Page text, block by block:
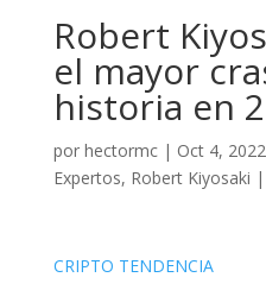
Robert
el mayor
historia en
por hectormc| Oct 4, 2022
Expertos, Robert Kiyosaki |
CRIPTO TENDENCIA